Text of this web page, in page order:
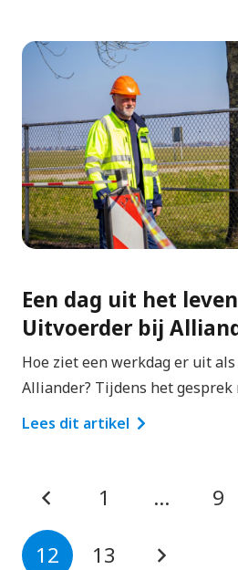
Een dag uit het
Uitvoerder bij
Hoe ziet een werkdag er uit
Alliander? Tijdens het
Lees dit artikel
1 … 9
12 13